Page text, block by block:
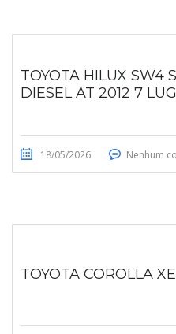
TOYOTA HILUX SW4
DIESEL AT 2012 7
18/05/2026 Nenhum
TOYOTA COROLLA